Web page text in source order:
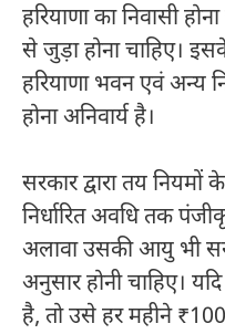
हरियाणा का निवासी
से जुड़ा होना चाहिए।
हरियाणा भवन एवं अन्य
होना अनिवार्य है।
सरकार द्वारा तय नियमों
निर्धारित अवधि तक
अलावा उसकी आयु भी
अनुसार होनी चाहिए।
है, तो उसे हर महीने